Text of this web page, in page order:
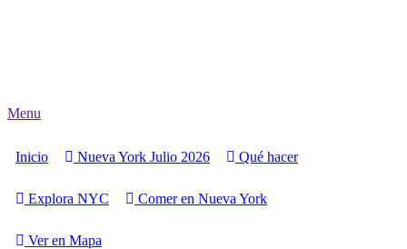
Menu
Inicio Nueva York Julio 2026 Qué hacer
Explora NYC Comer en Nueva York
Ver en Mapa